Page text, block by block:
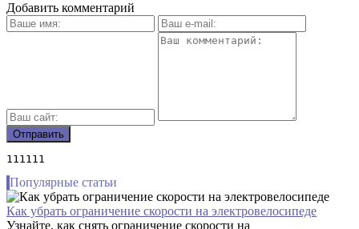
Добавить комментарий
111111
Популярные статьи
Как убрать ограничение скорости на электровелосипеде
Узнайте, как снять ограничение скорости на